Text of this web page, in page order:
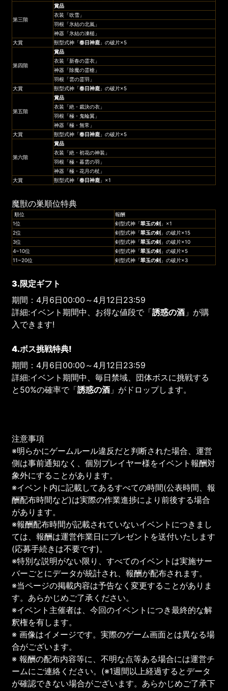
第三階
賞品
衣装「吹雪」
羽根「氷結の北嵐」
神器「氷結の凍槌」
大賞
獣型式神「春日神鹿 」の破片×5
第四階
賞品
衣装「新春の霊衣」
神器「除魔の霊槍」
羽根「雲の霊羽」
大賞
獣型式神「春日神鹿 」の破片×5
第五階
賞品
衣装「絶・裁決の衣」
羽根「極・鬼輪翼」
神器「極・無常」
大賞
獣型式神「春日神鹿 」の破片×5
第六階
賞品
衣装「絶・初花の神装」
羽根「極・暮雲の羽」
神器「極・花月の杖」
大賞
獣型式神「春日神鹿 」×1
魔獣の巣順位特典
順位
報酬
1位
剣型式神「翠玉の剣 」×1
2位
剣型式神「翠玉の剣 」の破片×15
3位
剣型式神「翠玉の剣 」の破片×10
4~10位
剣型式神「翠玉の剣 」の破片×5
11~20位
剣型式神「翠玉の剣 」の破片×3
3.限定ギフト
期間：4月6日00:00～4月12日23:59
詳細:イベント期間中、お得な値段で「誘惑の酒 」が購
入できます!
4.ボス挑戦特典!
期間：4月6日00:00～4月12日23:59
詳細:イベント期間中、毎日禁域、団体ボスに挑戦する
と50%の確率で「誘惑の酒 」がドロップします。
注意事項
※明らかにゲームルール違反だと判断された場合、運営
側は事前通知なく、個別プレイヤー様をイベント報酬対
象外にすることがあります。
※イベント内に記載してあるすべての時間(公表時間、報
酬配布時間など)は実際の作業進捗により前後する場合
があります。
※報酬配布時間が記載されていないイベントにつきまし
ては、報酬は運営作業日にプレゼントを送付いたします
(応募手続きは不要です)。
※特別な説明がない限り、すべてのイベントは実施サー
バーごとにデータが統計され、報酬が配布されます。
※当ページの掲載内容は予告なく変更することがありま
す。あらかじめご了承ください。
※イベント主催者は、今回のイベントにつき最終的な解
釈権を有します。
※ 画像はイメージです。実際のゲーム画面とは異なる場
合がございます。
※ 報酬の配布内容等に、不明な点等ある場合には運営チ
ームにご連絡ください。(※1週間以上経過するとデータ
が確認できない場合がございます。あらかじめご了承下